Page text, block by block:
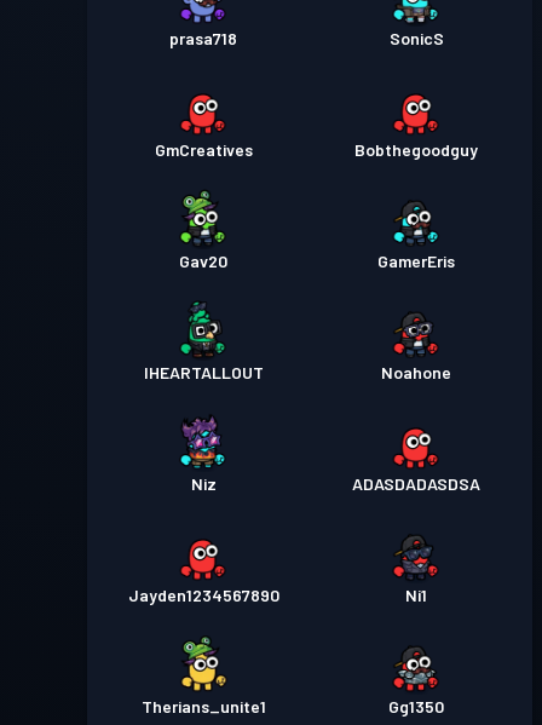
prasa718 SonicS
GmCreatives Bobthegoodguy
Gav20 GamerEris
IHEARTALLOUT Noahone
Niz ADASDADASDSA
Jayden1234567890 Ni1
Therians_unite1 Gg1350